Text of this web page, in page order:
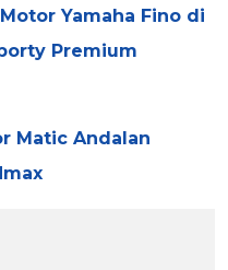
Yamaha Fino di
Premium
Matic Andalan